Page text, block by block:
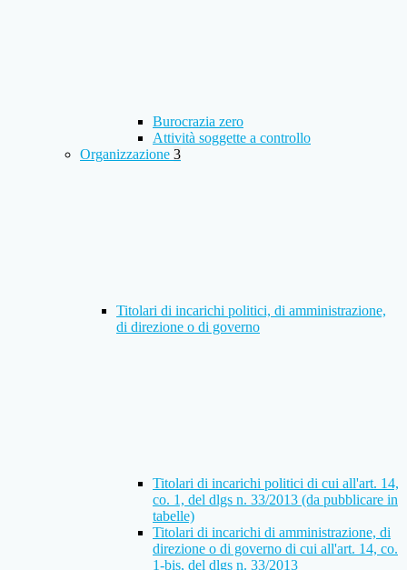
Burocrazia zero
Attività soggette a controllo
Organizzazione 3
Titolari di incarichi politici, di amministrazione,
di direzione o di governo
Titolari di incarichi politici di cui all'art. 14,
co. 1, del dlgs n. 33/2013 (da pubblicare in
tabelle)
Titolari di incarichi di amministrazione, di
direzione o di governo di cui all'art. 14, co.
1-bis, del dlgs n. 33/2013